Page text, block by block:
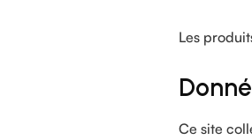
Les
Ce site